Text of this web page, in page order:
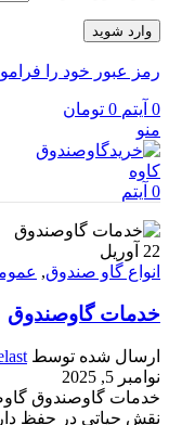
وارد شوید
رمز عبور خود را
0 آیتم 0 تومان
منو
0 آیتم
22 آوریل
انواع گاو صندوق,
خدمات گاوصندوق
ارسال شده توسط
نوامبر 5, 2025
خدمات گاوصندوق
نقش حیاتی در حفظ